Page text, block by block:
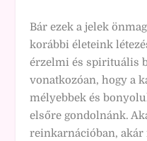
Bár ezek a jelek
korábbi életeink
érzelmi és spirituális
vonatkozóan, hogy a
mélyebbek és
elsőre gondolnánk.
reinkarnációban, akár